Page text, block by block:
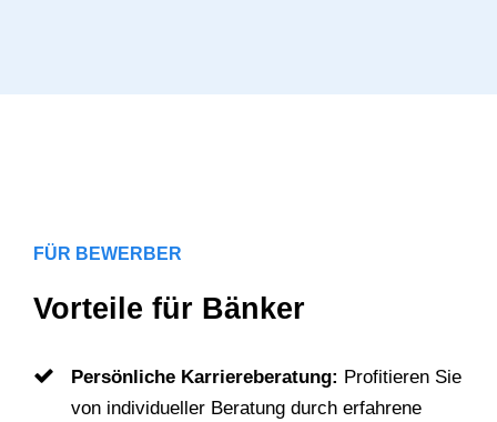
FÜR BEWERBER
Vorteile für Bänker
Persönliche Karriereberatung: Profitieren Sie
von individueller Beratung durch erfahrene